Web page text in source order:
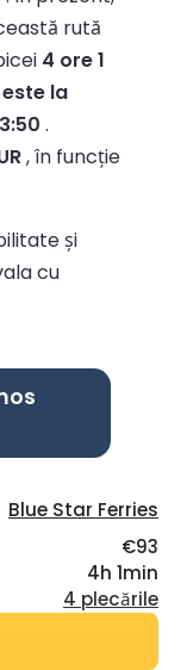
rută
4 ore 1
la
.
, în funcție
și
cu
Blue Star Ferries
€93
4h 1min
4 plecările